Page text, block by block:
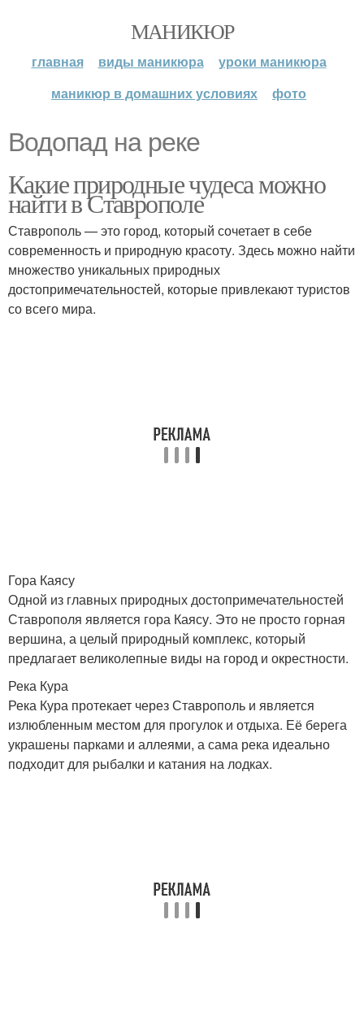
МАНИКЮР
главная виды маникюра
уроки маникюра
маникюр в домашних условиях
фото
Водопад на реке
Какие природные чудеса можно
найти в Ставрополе
Ставрополь — это город, который сочетает в себе
современность и природную красоту. Здесь можно найти
множество уникальных природных
достопримечательностей, которые привлекают туристов
со всего мира.
Гора Каясу
Одной из главных природных достопримечательностей
Ставрополя является гора Каясу. Это не просто горная
вершина, а целый природный комплекс, который
предлагает великолепные виды на город и окрестности.
Река Кура
Река Кура протекает через Ставрополь и является
излюбленным местом для прогулок и отдыха. Её берега
украшены парками и аллеями, а сама река идеально
подходит для рыбалки и катания на лодках.